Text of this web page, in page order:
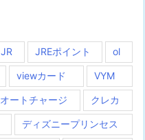
JR JREポイント ol
viewカード VYM
オートチャージ クレカ
ディズニープリンセス